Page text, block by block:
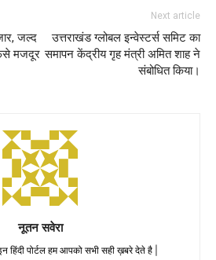
जल्द
मजदूर
Next article
उत्तराखंड ग्लोबल इन्वेस्टर्स समिट का
समापन केंद्रीय गृह मंत्री अमित शाह ने
संबोधित किया।
नूतन सवेरा
पोर्टल हम आपको सभी सही ख़बरे देते है |